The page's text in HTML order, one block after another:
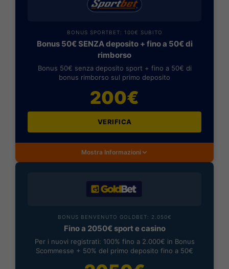
BONUS SPORTBET: 100€ SUBITO
Bonus 50€ SENZA deposito + fino a 50€ di
rimborso
Bonus 50€ senza deposito sport + fino a 50€ di
bonus rimborso sul primo deposito
200€
VERIFICA
Mostra Informazioni
BONUS BENVENUTO GOLDBET: 2.050€
Fino a 2050€ sport e casino
Per i nuovi registrati: 100% fino a 2.000€ in Bonus
Scommesse + 50% del primo deposito fino a 50€